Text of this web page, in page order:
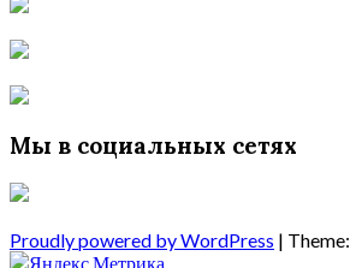
Мы в социальных сетях
Proudly powered by WordPress | Theme: